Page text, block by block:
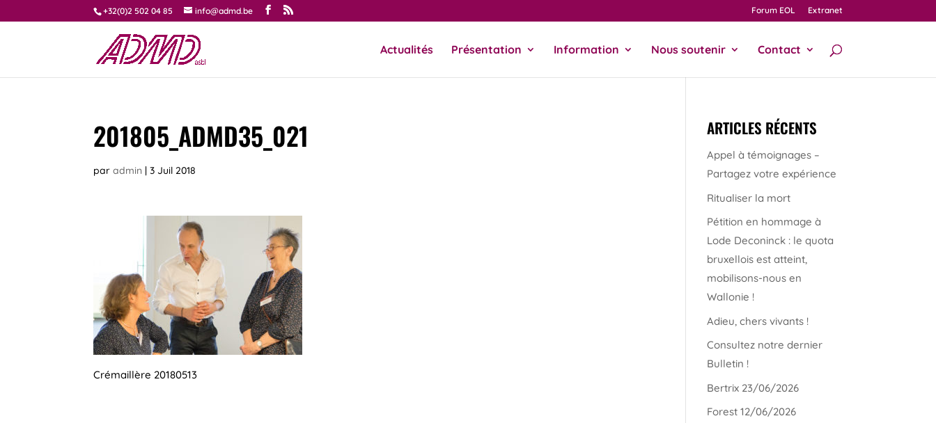
+32(0)2 502 04 85 info@admd.be Forum EOL Extranet
Actualités Présentation Information Nous soutenir Contact
201805_ADMD35_021
paradmin |3 Juil 2018
Crémaillère 20180513
ARTICLES RÉCENTS
Appel à témoignages –
Partagez votre expérience
Ritualiser la mort
Pétition en hommage à
Lode Deconinck : le quota
bruxellois est atteint,
mobilisons-nous en
Wallonie !
Adieu, chers vivants !
Consultez notre dernier
Bulletin !
Bertrix 23/06/2026
Forest 12/06/2026